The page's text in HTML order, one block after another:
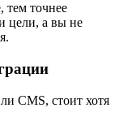
тем точнее
цели, а вы не
CMS, стоит хотя